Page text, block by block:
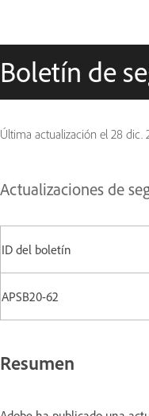
Boletín de
Última actualización el 28 dic.
Actualizaciones de
ID del boletín
APSB20-62
Resumen